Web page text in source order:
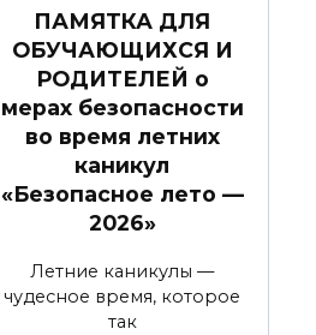
ПАМЯТКА ДЛЯ
ОБУЧАЮЩИХСЯ И
РОДИТЕЛЕЙ о
мерах безопасности
во время летних
каникул
«Безопасное лето —
2026»
Летние каникулы —
чудесное время, которое
так